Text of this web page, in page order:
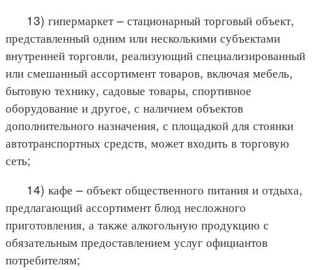
13) гипермаркет – стационарный торговый объект,
представленный одним или несколькими субъектами
внутренней торговли, реализующий специализированный
или смешанный ассортимент товаров, включая мебель,
бытовую технику, садовые товары, спортивное
оборудование и другое, с наличием объектов
дополнительного назначения, с площадкой для стоянки
автотранспортных средств, может входить в торговую
сеть;
14) кафе – объект общественного питания и отдыха,
предлагающий ассортимент блюд несложного
приготовления, а также алкогольную продукцию с
обязательным предоставлением услуг официантов
потребителям;